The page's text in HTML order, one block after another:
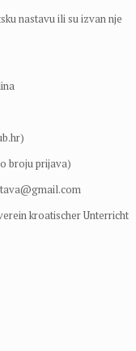
nastavu ili su izvan nje
broju prijava)
kroatischer Unterricht